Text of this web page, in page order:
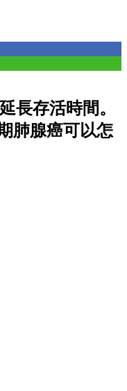
長存活時間。
肺腺癌可以怎